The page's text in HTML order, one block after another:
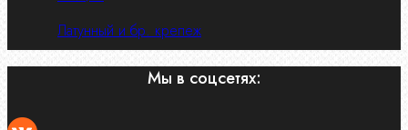
Латунный и бр. крепеж
Мы в соцсетях: